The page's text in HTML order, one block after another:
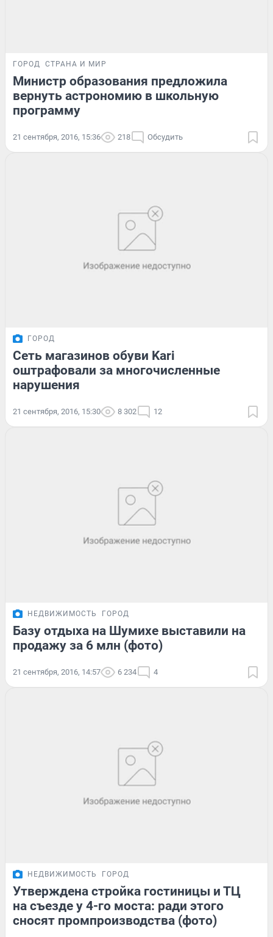
ГОРОД СТРАНА И МИР
Министр образования предложила
вернуть астрономию в школьную
программу
21 сентября, 2016, 15:36 218 Обсудить
ГОРОД
Сеть магазинов обуви Kari
оштрафовали за многочисленные
нарушения
21 сентября, 2016, 15:30 8 302 12
НЕДВИЖИМОСТЬ ГОРОД
Базу отдыха на Шумихе выставили на
продажу за 6 млн (фото)
21 сентября, 2016, 14:57 6 234 4
НЕДВИЖИМОСТЬ ГОРОД
Утверждена стройка гостиницы и ТЦ
на съезде у 4-го моста: ради этого
сносят промпроизводства (фото)